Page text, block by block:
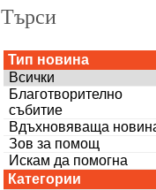
Търси
Тип новина
Всички
Благотворително
събитие
Вдъхновяваща
Зов за помощ
Искам да помогна
Категории